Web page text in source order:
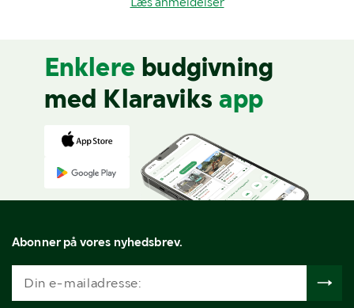
Enklere budgivning
med Klaraviks app
Abonner på vores nyhedsbrev.